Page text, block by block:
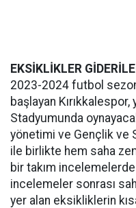
EKSİKLİKLER
2023-2024 futbol
başlayan Kırıkkalespor,
Stadyumunda
yönetimi ve Gençlik ve
ile birlikte hem saha
bir takım
incelemeler sonrası
yer alan eksikliklerin